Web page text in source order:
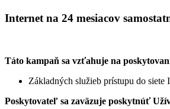
Internet na 24 mesiacov
Táto kampaň sa vzťahuje na
Základných služieb prístupu do siete
Poskytovateľ sa zaväzuje poskytnúť